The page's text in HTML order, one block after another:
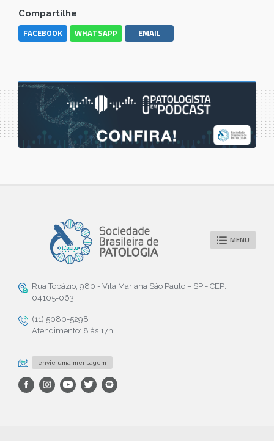
Compartilhe
FACEBOOK WHATSAPP EMAIL
MENU
Rua Topázio, 980 - Vila Mariana São Paulo – SP - CEP:
04105-063
(11) 5080-5298
Atendimento: 8 às 17h
envie uma mensagem